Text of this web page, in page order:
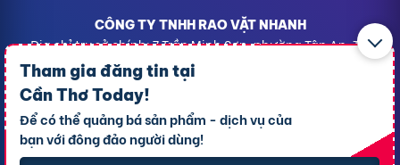
Tham gia đăng tin tại
Cần Thơ Today!
Để có thể quảng bá sản phẩm - dịch vụ của
bạn với đông đảo người dùng!
CÔNG TY TNHH RAO VẶT NHANH
Địa chỉ trụ sở chính: 7 Trần Minh Sơn, phường Tân An, TP.
Cần Thơ
Giấy CNĐKDN: 1801717351 – Ngày cấp: 24/01/2022 - Cơ
quan cấp: Phòng Đăng ký kinh doanh – Sở kế hoạch và
Đầu tư TP. Cần Thơ
Liên hệ hỗ trợ- Hotline: